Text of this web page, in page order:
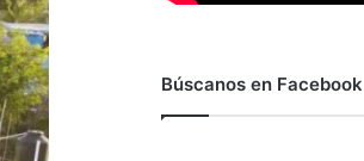
Búscanos en Facebook